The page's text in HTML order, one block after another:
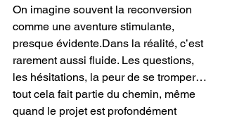
On imagine souvent la reconversion
comme une aventure stimulante,
presque évidente.Dans la réalité, c’est
rarement aussi fluide. Les questions,
les hésitations, la peur de se tromper…
tout cela fait partie du chemin, même
quand le projet est profondément